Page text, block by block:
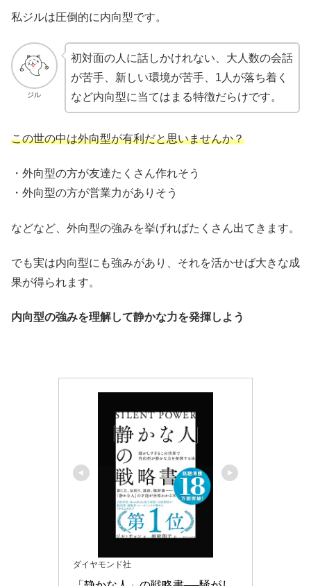
私ジルは圧倒的に内向型です。
ジル
初対面の人に話しかけれない、大人数の会話
が苦手、新しい環境が苦手、1人が落ち着く
など内向型に当てはまる特徴だらけです。
この世の中は外向型が有利だと思いませんか？
・外向型の方が友達たくさん作れそう
・外向型の方が営業力がありそう
などなど、外向型の強みを挙げればたくさん出てきます。
でも実は内向型にも強みがあり、それを活かせば大きな成
果が得られます。
内向型の強みを理解して静かな力を発揮しよう
ダイヤモンド社